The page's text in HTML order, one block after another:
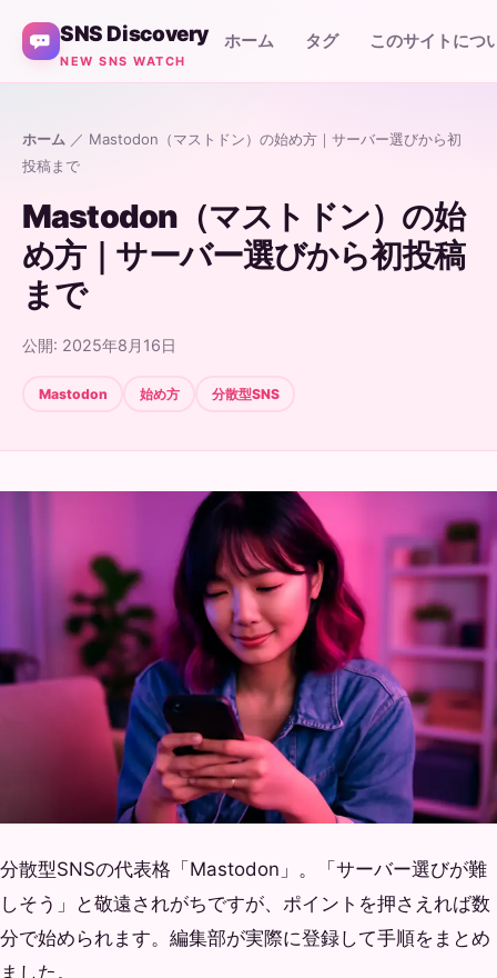
SNS Discovery
NEW SNS WATCH
ホーム タグ このサイトにつ
ホーム ／ Mastodon（マストドン）の始め方｜サーバー選びから初
投稿まで
Mastodon（マストドン）の始
め方｜サーバー選びから初投稿
まで
公開: 2025年8月16日
Mastodon 始め方 分散型SNS
分散型SNSの代表格「Mastodon」。「サーバー選びが難
しそう」と敬遠されがちですが、ポイントを押さえれば数
分で始められます。編集部が実際に登録して手順をまとめ
ました。